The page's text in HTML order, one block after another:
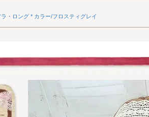
・ロング * カラー/フロスティグレイ